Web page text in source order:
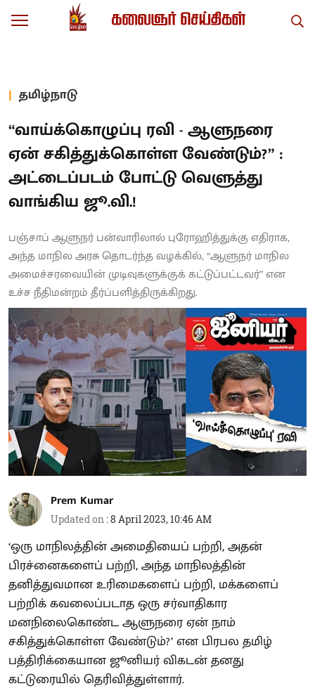
தமிழ்நாடு
“வாய்க்கொழுப்பு ரவி - ஆளுநரை
ஏன் சகித்துக்கொள்ள வேண்டும்?” :
அட்டைப்படம் போட்டு வெளுத்து
வாங்கிய ஜூ.வி.!
பஞ்சாப் ஆளுநர் பன்வாரிலால் புரோஹித்துக்கு எதிராக,
அந்த மாநில அரசு தொடர்ந்த வழக்கில், “ஆளுநர் மாநில
அமைச்சரவையின் முடிவுகளுக்குக் கட்டுப்பட்டவர்” என
உச்ச நீதிமன்றம் தீர்ப்பளித்திருக்கிறது.
Prem Kumar
Updated on :8 April 2023, 10:46 AM
‘ஒரு மாநிலத்தின் அமைதியைப் பற்றி, அதன்
பிரச்னைகளைப் பற்றி, அந்த மாநிலத்தின்
தனித்துவமான உரிமைகளைப் பற்றி, மக்களைப்
பற்றிக் கவலைப்படாத ஒரு சர்வாதிகார
மனநிலைகொண்ட ஆளுநரை ஏன் நாம்
சகித்துக்கொள்ள வேண்டும்?’ என பிரபல தமிழ்
பத்திரிக்கையான ஜூனியர் விகடன் தனது
கட்டுரையில் தெரிவித்துள்ளார்.